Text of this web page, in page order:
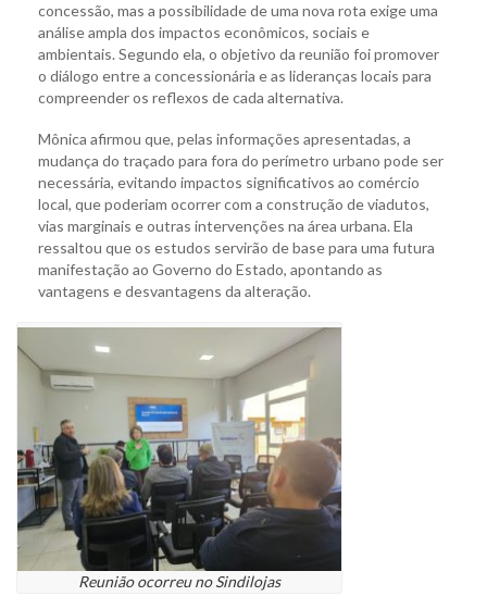
concessão, mas a possibilidade de uma nova rota exige uma
análise ampla dos impactos econômicos, sociais e
ambientais. Segundo ela, o objetivo da reunião foi promover
o diálogo entre a concessionária e as lideranças locais para
compreender os reflexos de cada alternativa.
Mônica afirmou que, pelas informações apresentadas, a
mudança do traçado para fora do perímetro urbano pode ser
necessária, evitando impactos significativos ao comércio
local, que poderiam ocorrer com a construção de viadutos,
vias marginais e outras intervenções na área urbana. Ela
ressaltou que os estudos servirão de base para uma futura
manifestação ao Governo do Estado, apontando as
vantagens e desvantagens da alteração.
Reunião ocorreu no Sindilojas